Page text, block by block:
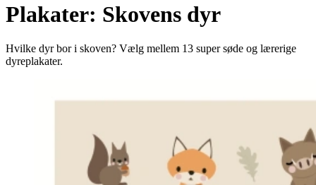
Plakater: Skovens dyr
Hvilke dyr bor i skoven? Vælg mellem 13 super søde og lærerige
dyreplakater.